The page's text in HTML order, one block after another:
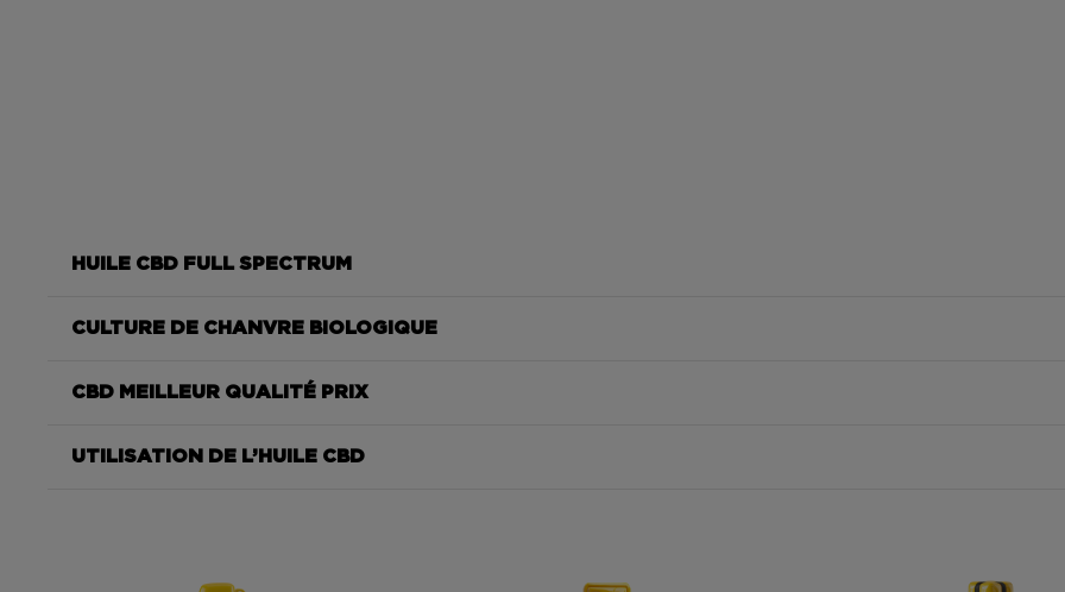
HUILE CBD FULL SPECTRUM
CULTURE DE CHANVRE BIOLOGIQUE
CBD MEILLEUR QUALITÉ PRIX
UTILISATION DE L’HUILE CBD